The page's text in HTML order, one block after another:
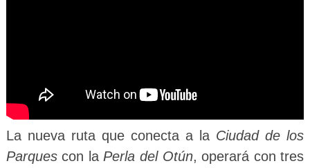
La nueva ruta que conecta a la Ciudad de los
Parquescon la Perla del Otún, operará con tres